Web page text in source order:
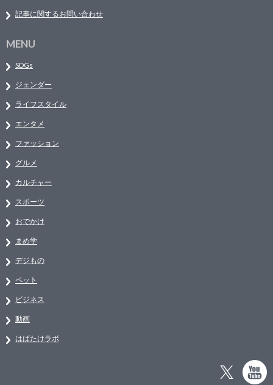
記事に関するお問い合わせ
MENU
SDGs
ジェンダー
ライフスタイル
エンタメ
ファッション
グルメ
カルチャー
スポーツ
おでかけ
まめ学
デジもの
ペット
ビジネス
動画
はばたけラボ